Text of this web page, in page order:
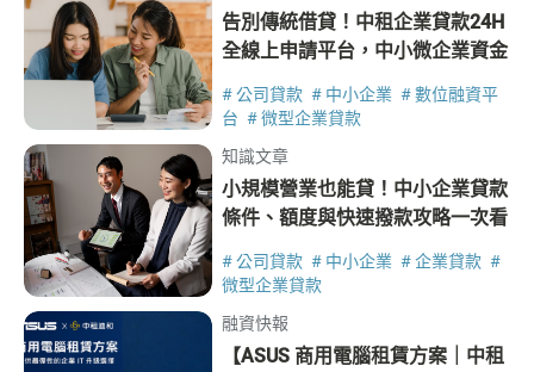
告別傳統借貸！中租企業貸款24H
全線上申請平台，中小微企業資金
# 公司貸款 # 中小企業 # 數位融資平
台 # 微型企業貸款
知識文章
小規模營業也能貸！中小企業貸款
條件、額度與快速撥款攻略一次看
# 公司貸款 # 中小企業 # 企業貸款 #
微型企業貸款
融資快報
【ASUS 商用電腦租賃方案｜中租